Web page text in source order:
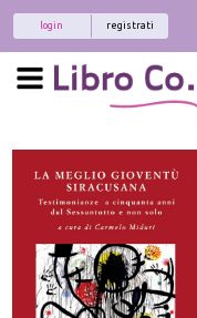
registrati
login